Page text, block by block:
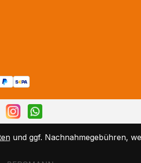
und ggf. Nachnahmegebühren,